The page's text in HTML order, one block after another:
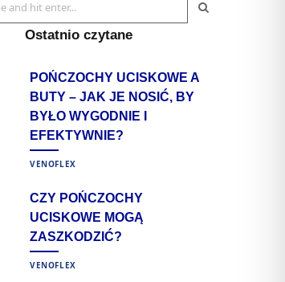
M
Ostatnio czytane
POŃCZOCHY UCISKOWE A
BUTY – JAK JE NOSIĆ, BY
BYŁO WYGODNIE I
EFEKTYWNIE?
VENOFLEX
CZY POŃCZOCHY
UCISKOWE MOGĄ
ZASZKODZIĆ?
VENOFLEX